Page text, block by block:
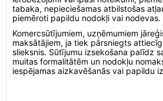
tabaka, nepieciešamas atbilstošas
piemēroti papildu nodokļi vai nodevas.
Komercsūtījumiem, uzņēmumiem
maksātājiem, ja tiek pārsniegts
slieksnis. Sūtījumu izsekošana palīdz
muitas formalitātēm un nodokļu
iespējamas aizkavēšanās vai papildu